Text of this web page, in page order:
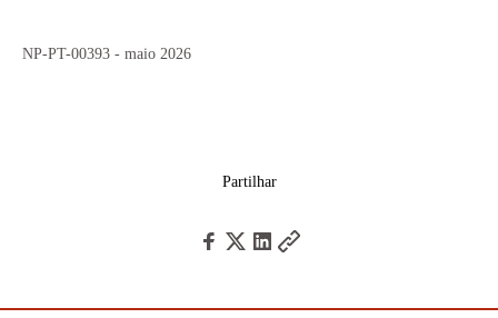
NP-PT-00393 - maio 2026
Partilhar